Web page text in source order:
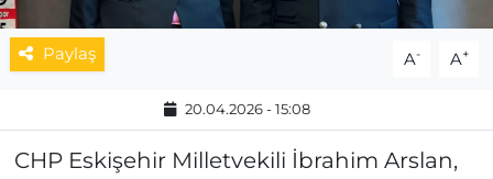
Paylaş A- A+
20.04.2026 - 15:08
CHP Eskişehir Milletvekili İbrahim Arslan,